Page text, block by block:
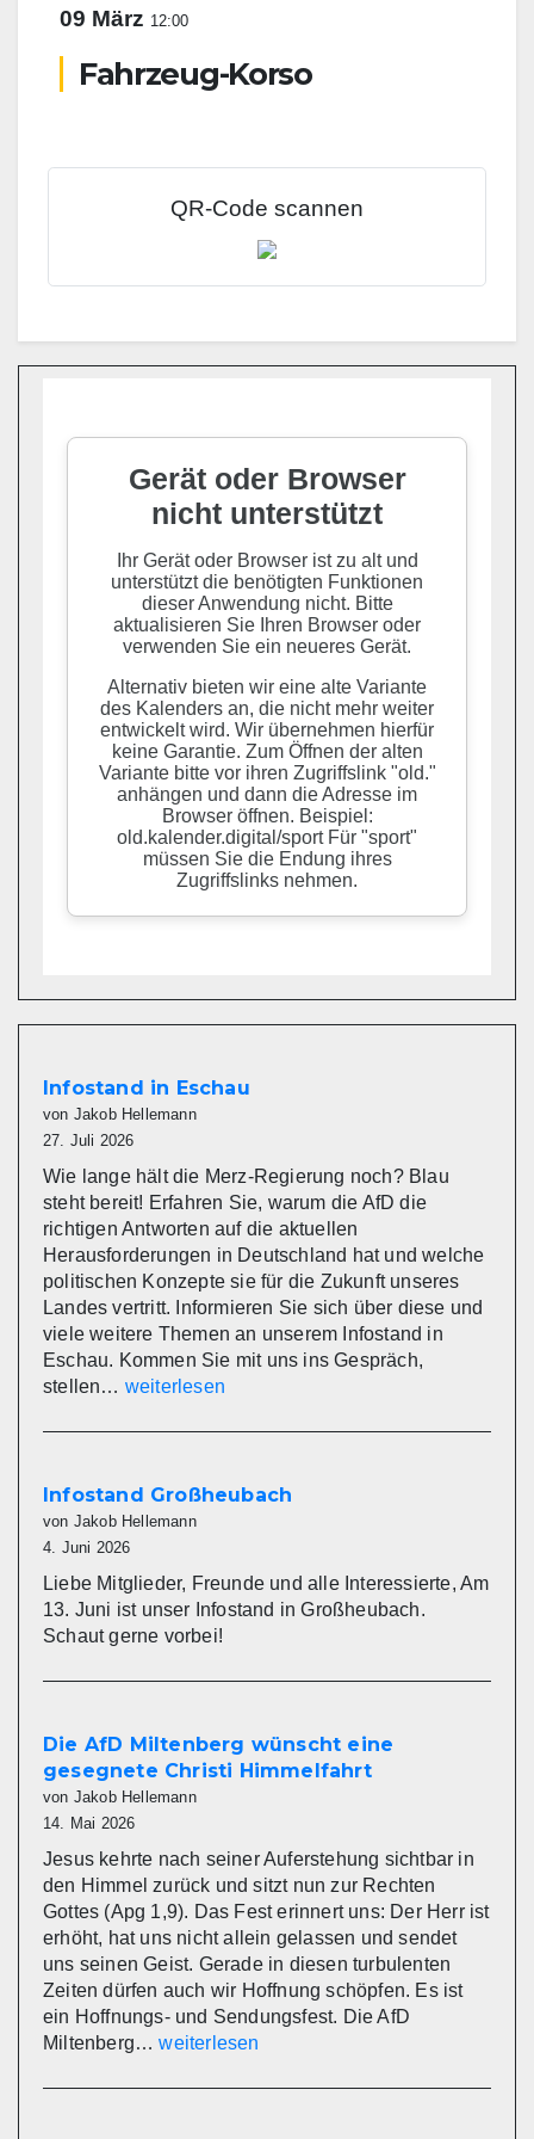
09 März 12:00
Fahrzeug-Korso
QR-Code scannen
Infostand in Eschau
von Jakob Hellemann
27. Juli 2026
Wie lange hält die Merz-Regierung noch? Blau
steht bereit! Erfahren Sie, warum die AfD die
richtigen Antworten auf die aktuellen
Herausforderungen in Deutschland hat und welche
politischen Konzepte sie für die Zukunft unseres
Landes vertritt. Informieren Sie sich über diese und
viele weitere Themen an unserem Infostand in
Eschau. Kommen Sie mit uns ins Gespräch,
stellen… Infostand
Eschau
weiterlesen
Infostand Großheubach
von Jakob Hellemann
4. Juni 2026
Liebe Mitglieder, Freunde und alle Interessierte, Am
13. Juni ist unser Infostand in Großheubach.
Schaut gerne vorbei!
Die AfD Miltenberg wünscht eine
gesegnete Christi Himmelfahrt
von Jakob Hellemann
14. Mai 2026
Jesus kehrte nach seiner Auferstehung sichtbar in
den Himmel zurück und sitzt nun zur Rechten
Gottes (Apg 1,9). Das Fest erinnert uns: Der Herr ist
erhöht, hat uns nicht allein gelassen und sendet
uns seinen Geist. Gerade in diesen turbulenten
Zeiten dürfen auch wir Hoffnung schöpfen. Es ist
ein Hoffnungs- und Sendungsfest. Die AfD
Miltenberg…Die
Miltenberg
weiterlesen